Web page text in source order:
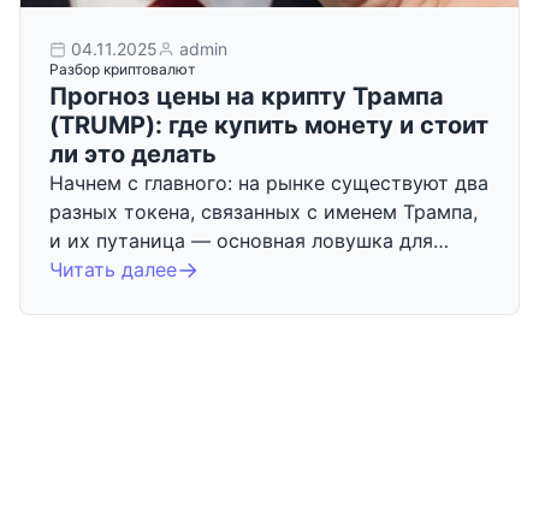
04.11.2025 admin
Разбор криптовалют
Прогноз цены на крипту Трампа
(TRUMP): где купить монету и стоит
ли это делать
Начнем с главного: на рынке существуют два
разных токена, связанных с именем Трампа,
и их путаница — основная ловушка для…
Читать далее